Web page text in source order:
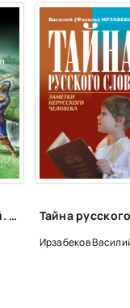
Ярослав Умный. Первый князь Руси - Михаил Ланцов
Ирзабеков